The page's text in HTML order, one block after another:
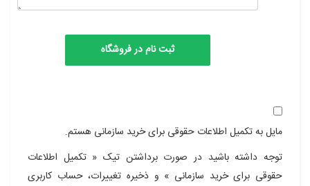
مایل به تکمیل اطلاعات حقوقی برای خرید سازمانی هستم.
توجه داشته باشید در صورت برداشتن تیک « تکمیل اطلاعات
حقوقی برای خرید سازمانی » و ذخیره تغییرات، حساب کاربری